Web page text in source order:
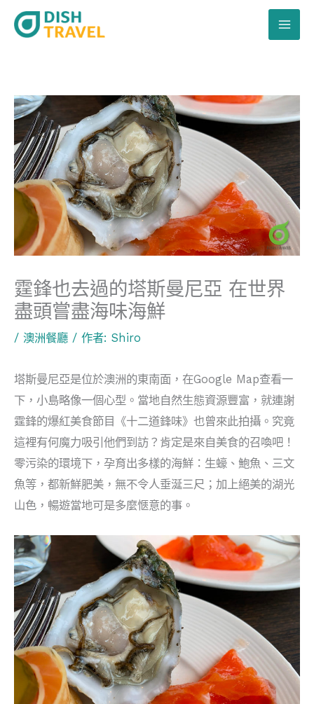
霆鋒也去過的塔斯曼尼亞 在世界
盡頭嘗盡海味海鮮
/ 澳洲餐廳 / 作者: Shiro
塔斯曼尼亞是位於澳洲的東南面，在Google Map查看一
下，小島略像一個心型。當地自然生態資源豐富，就連謝
霆鋒的爆紅美食節目《十二道鋒味》也曾來此拍攝。究竟
這裡有何魔力吸引他們到訪？肯定是來自美食的召喚吧！
零污染的環境下，孕育出多樣的海鮮：生蠔、鮑魚、三文
魚等，都新鮮肥美，無不令人垂涎三尺；加上絕美的湖光
山色，暢遊當地可是多麼愜意的事。